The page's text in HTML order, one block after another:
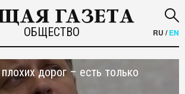
ОБЩЕСТВО RU /EN
дорог – есть только